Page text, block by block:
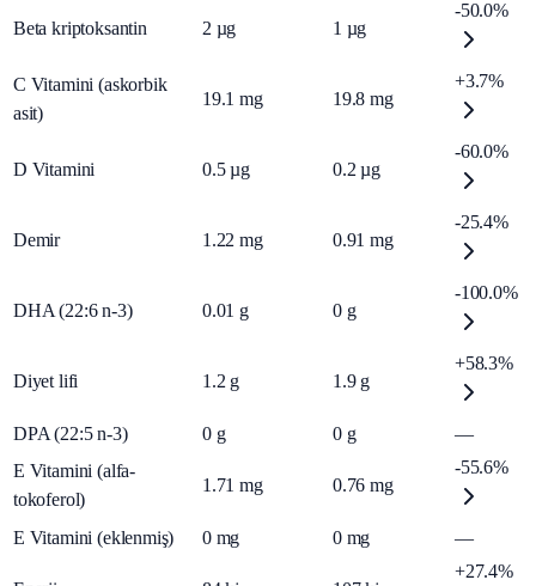
Beta kriptoksantin 2 µg 1 µg
-50.0%
C Vitamini (askorbik
asit)
19.1 mg 19.8 mg
+3.7%
D Vitamini 0.5 µg 0.2 µg
-60.0%
Demir 1.22 mg 0.91 mg
-25.4%
DHA (22:6 n-3) 0.01 g 0 g
-100.0%
Diyet lifi 1.2 g 1.9 g
+58.3%
DPA (22:5 n-3) 0 g 0 g
—
E Vitamini (alfa-
tokoferol)
1.71 mg 0.76 mg
-55.6%
E Vitamini (eklenmiş) 0 mg 0 mg —
+27.4%